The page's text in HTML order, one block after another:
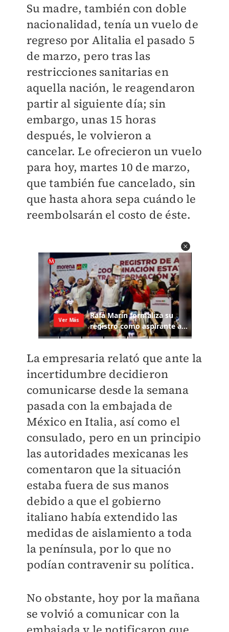
Su madre, también con doble
nacionalidad, tenía un vuelo de
regreso por Alitalia el pasado 5
de marzo, pero tras las
restricciones sanitarias en
aquella nación, le reagendaron
partir al siguiente día; sin
embargo, unas 15 horas
después, le volvieron a
cancelar. Le ofrecieron un vuelo
para hoy, martes 10 de marzo,
que también fue cancelado, sin
que hasta ahora sepa cuándo le
reembolsarán el costo de éste.
La empresaria relató que ante la
incertidumbre decidieron
comunicarse desde la semana
pasada con la embajada de
México en Italia, así como el
consulado, pero en un principio
las autoridades mexicanas les
comentaron que la situación
estaba fuera de sus manos
debido a que el gobierno
italiano había extendido las
medidas de aislamiento a toda
la península, por lo que no
podían contravenir su política.
No obstante, hoy por la mañana
se volvió a comunicar con la